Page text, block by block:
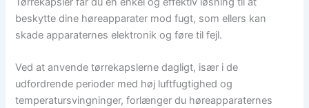
beskytte dine høreapparater mod fugt, som ellers kan
skade apparaternes elektronik og føre til fejl.
Ved at anvende tørrekapslerne dagligt, især i de
udfordrende perioder med høj luftfugtighed og
temperatursvingninger, forlænger du høreapparaternes